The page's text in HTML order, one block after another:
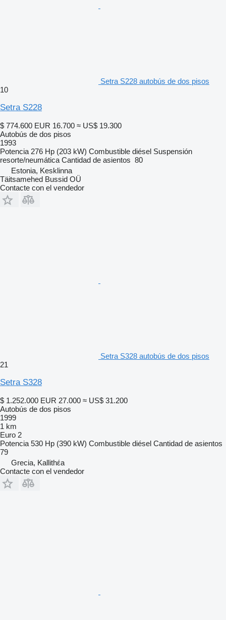
Setra S228 autobús de dos pisos
10
Setra S228
$ 774.600 EUR 16.700 ≈ US$ 19.300
Autobús de dos pisos
1993
Potencia 276 Hp (203 kW) Combustible diésel Suspensión
resorte/neumática Cantidad de asientos 80
Estonia, Kesklinna
Täitsamehed Bussid OÜ
Contacte con el vendedor
Setra S328 autobús de dos pisos
21
Setra S328
$ 1.252.000 EUR 27.000 ≈ US$ 31.200
Autobús de dos pisos
1999
1 km
Euro 2
Potencia 530 Hp (390 kW) Combustible diésel Cantidad de asientos
79
Grecia, Kallithέa
Contacte con el vendedor